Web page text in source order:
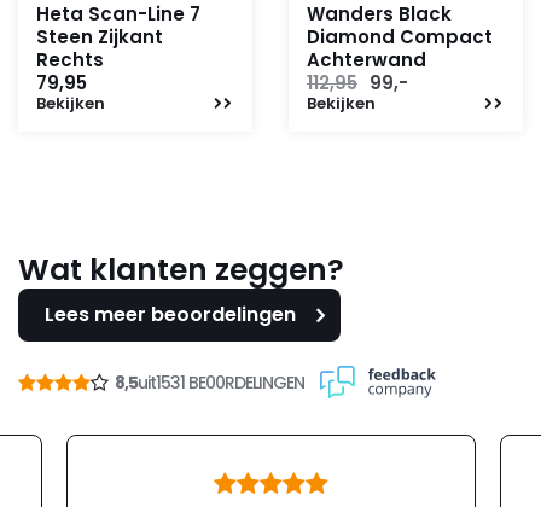
Heta Scan-Line 7
Steen Zijkant
Rechts
79,95
Bekijken
Wanders Black
Diamond Compact
Achterwand
112,95 Oorspronkelijke
prijs
99,-
Bekijken
Wat klanten zeggen?
Lees meer beoordelingen
8,5uit1531 BE00RDELINGEN